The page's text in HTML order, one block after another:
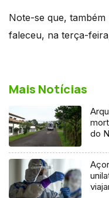
Note-se que,
faleceu, na terça-
Mais Notícias
do